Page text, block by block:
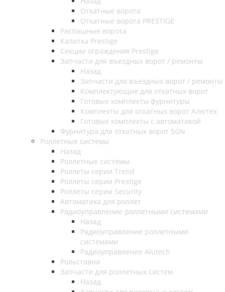
Откатные ворота
Откатные ворота PRESTIGE
Распашные ворота
Калитка Prestige
Секции ограждения Prestige
Запчасти для въездных ворот / ремонты
Назад
Запчасти для въездных ворот / ремонты
Комплектующие для откатных ворот
Готовые комплекты фурнитуры
Комплекты для откатных ворот Алютех
Готовые комплекты с автоматикой
Фурнитура для откатных ворот SGN
Роллетные системы
Назад
Роллетные системы
Роллеты серии Trend
Роллеты серии Prestige
Роллеты серии Security
Автоматика для роллет
Радиоуправление роллетными системами
Назад
Радиоуправление роллетными
системами
Радиоуправление Alutech
Рольставни
Запчасти для роллетных систем
Назад